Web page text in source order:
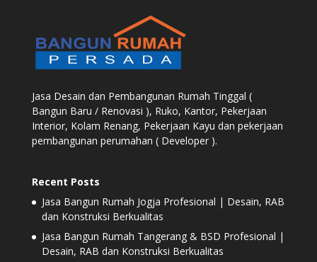
Jasa Desain dan Pembangunan Rumah Tinggal (
Bangun Baru / Renovasi ), Ruko, Kantor, Pekerjaan
Interior, Kolam Renang, Pekerjaan Kayu dan pekerjaan
pembangunan perumahan ( Developer ).
Recent Posts
Jasa Bangun Rumah Jogja Profesional | Desain, RAB
dan Konstruksi Berkualitas
Jasa Bangun Rumah Tangerang & BSD Profesional |
Desain, RAB dan Konstruksi Berkualitas